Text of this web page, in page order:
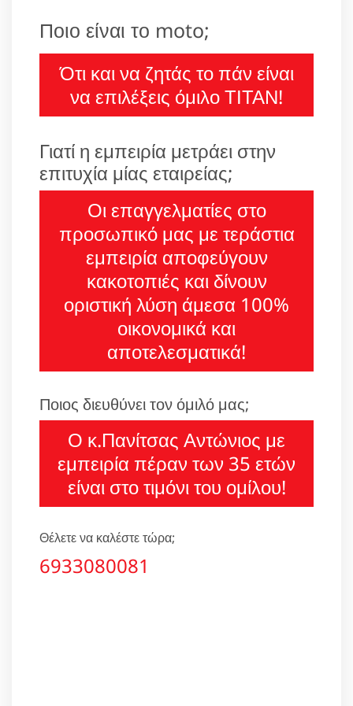
Ποιο είναι το moto;
Ότι και να ζητάς το πάν είναι
να επιλέξεις όμιλο ΤΙΤΑΝ!
Γιατί η εμπειρία μετράει στην
επιτυχία μίας εταιρείας;
Οι επαγγελματίες στο
προσωπικό μας με τεράστια
εμπειρία αποφεύγουν
κακοτοπιές και δίνουν
οριστική λύση άμεσα 100%
οικονομικά και
αποτελεσματικά!
Ποιος διευθύνει τον όμιλό μας;
Ο κ.Πανίτσας Αντώνιος με
εμπειρία πέραν των 35 ετών
είναι στο τιμόνι του ομίλου!
Θέλετε να καλέστε τώρα;
6933080081